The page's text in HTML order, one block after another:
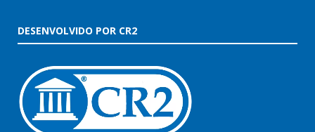
DESENVOLVIDO POR CR2